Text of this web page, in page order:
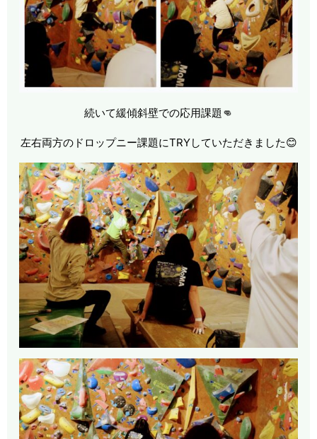
続いて緩傾斜壁での応用課題👊
左右両方のドロップニー課題にTRYしていただきました😊